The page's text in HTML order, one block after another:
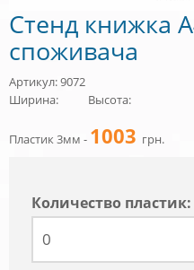
Стенд книжка
споживача
Артикул: 9072
Ширина:
Высота:
Пластик 3мм - 1003 грн.
Количество пластик: